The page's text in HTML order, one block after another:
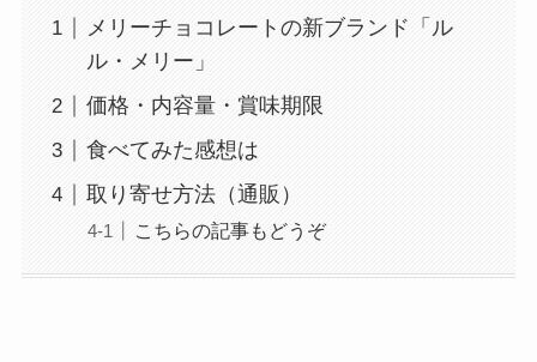
メリーチョコレートの新ブランド「ル
ル・メリー」
価格・内容量・賞味期限
食べてみた感想は
取り寄せ方法（通販）
こちらの記事もどうぞ